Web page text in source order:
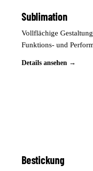
Sublimation
Vollflächige
Funktions- und
Details ansehen →
Bestickung